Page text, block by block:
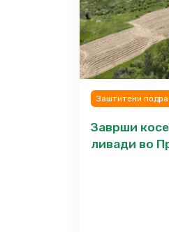
Заштитени
Заврши
ливади во